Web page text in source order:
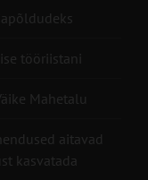
tööriistani
Mahetalu
aitavad
kasvatada